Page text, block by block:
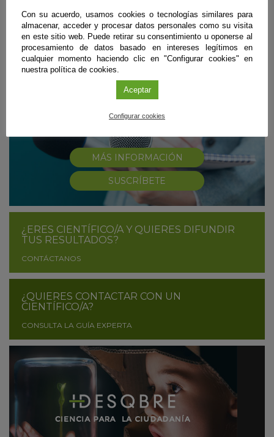
Este trastorno consiste en una excesiva presión de los maxilares o un
movimiento repetitivo del maxilar produciendo rechinar de dientes.
Sigue leyendo
#CienciaDirecta
TU FUENTE DE NOTICIAS SOBRE CIENCIA
MÁS INFORMACIÓN
SUSCRÍBETE
¿ERES CIENTÍFICO/A Y QUIERES DIFUNDIR
TUS RESULTADOS?
CONTÁCTANOS
¿QUIERES CONTACTAR CON UN
CIENTÍFICO/A?
CONSULTA LA GUÍA EXPERTA
Con su acuerdo, usamos cookies o tecnologías similares para
almacenar, acceder y procesar datos personales como su visita
en este sitio web. Puede retirar su consentimiento u oponerse al
procesamiento de datos basado en intereses legítimos en
cualquier momento haciendo clic en "Configurar cookies" en
nuestra política de cookies.
Aceptar
Configurar cookies